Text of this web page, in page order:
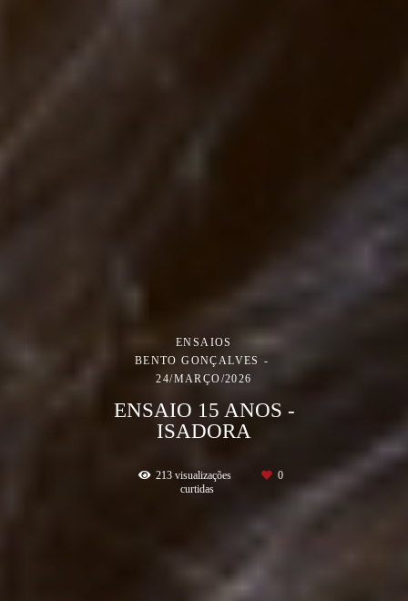
ENSAIOS
BENTO GONÇALVES
24/MARÇO/2026
ENSAIO 15 ANOS -
ISADORA
213 visualizações
0
curtidas